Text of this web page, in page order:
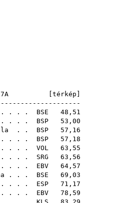
[ térkép
. . . . BSE 48,51
. . . . BSP 53,00
. . BSP 57,16
. . . BSP 57,18
. . . VOL 63,55
. . . SRG 63,56
. . . EBV 64,57
. . . BSE 69,03
. . . ESP 71,17
. . . . EBV 78,59